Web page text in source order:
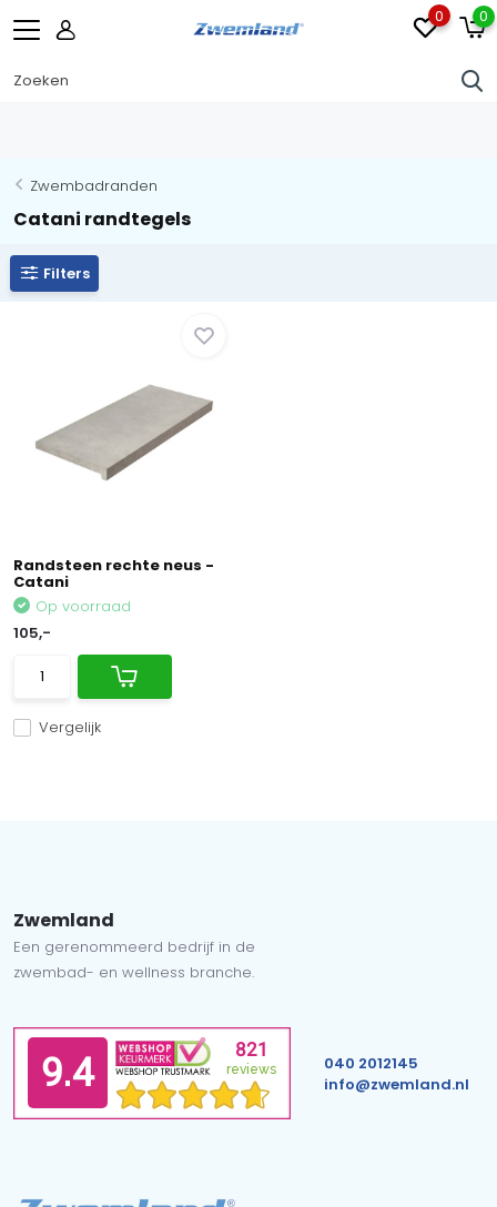
0 0
Zwembadranden
Catani randtegels
Filters
Randsteen rechte neus -
Catani
Vergelijk
Op voorraad
105,-
Zwemland
Een gerenommeerd bedrijf in de
zwembad- en wellness branche.
040 2012145
info@zwemland.nl